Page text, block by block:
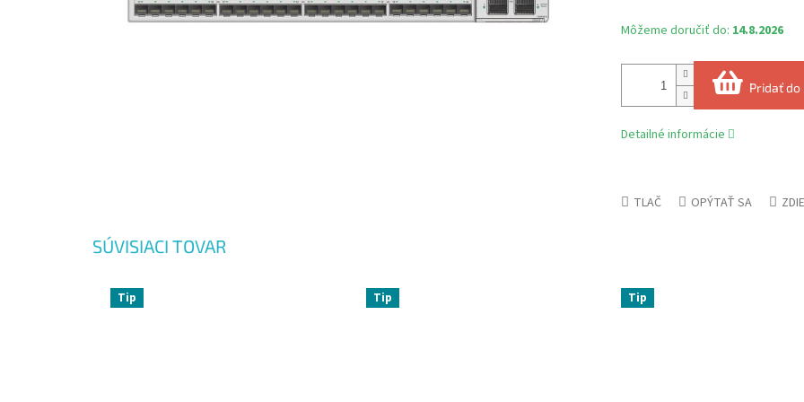
Môžeme doručiť do: 14.8.2026
Pridať do
Detailné informácie
TLAČ OPÝTAŤ SA
SÚVISIACI TOVAR
Tip Tip Tip